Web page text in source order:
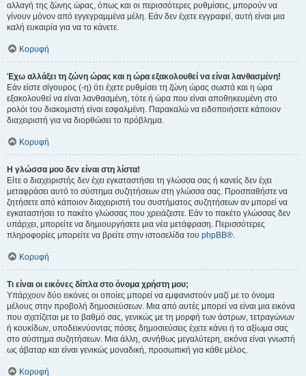
αλλαγή της ζώνης ώρας, όπως και οι περισσότερες ρυθμίσεις, μπορούν να
γίνουν μόνον από εγγεγραμμένα μέλη. Εάν δεν έχετε εγγραφεί, αυτή είναι μια
καλή ευκαιρία για να το κάνετε.
Κορυφή
Έχω αλλάξει τη ζώνη ώρας και η ώρα εξακολουθεί να είναι λανθασμένη!
Εάν είστε σίγουρος (-η) ότι έχετε ρυθμίσει τη ζώνη ώρας σωστά και η ώρα
εξακολουθεί να είναι λανθασμένη, τότε ή ώρα που είναι αποθηκευμένη στο
ρολόι του διακομιστή είναι εσφαλμένη. Παρακαλώ να ειδοποιήσετε κάποιον
διαχειριστή για να διορθώσει το πρόβλημα.
Κορυφή
Η γλώσσα μου δεν είναι στη λίστα!
Είτε ο διαχειριστής δεν έχει εγκαταστήσει τη γλώσσα σας ή κανείς δεν έχει
μεταφράσει αυτό το σύστημα συζητήσεων στη γλώσσα σας. Προσπαθήστε να
ζητήσετε από κάποιον διαχειριστή του συστήματος συζητήσεων αν μπορεί να
εγκαταστήσει το πακέτο γλώσσας που χρειάζεστε. Εάν το πακέτο γλώσσας δεν
υπάρχει, μπορείτε να δημιουργήσετε μια νέα μετάφραση. Περισσότερες
πληροφορίες μπορείτε να βρείτε στην ιστοσελίδα του phpBB®.
Κορυφή
Τι είναι οι εικόνες δίπλα στο όνομα χρήστη μου;
Υπάρχουν δύο εικόνες οι οποίες μπορεί να εμφανιστούν μαζί με το όνομα
μέλους στην προβολή δημοσιεύσεων. Μια από αυτές μπορεί να είναι μια εικόνα
που σχετίζεται με το βαθμό σας, γενικώς με τη μορφή των άστρων, τετραγώνων
ή κουκίδων, υποδεικνύοντας πόσες δημοσιεύσεις έχετε κάνει ή το αξίωμα σας
στο σύστημα συζητήσεων. Μια άλλη, συνήθως μεγαλύτερη, εικόνα είναι γνωστή
ως άβαταρ και είναι γενικώς μοναδική, προσωπική για κάθε μέλος.
Κορυφή